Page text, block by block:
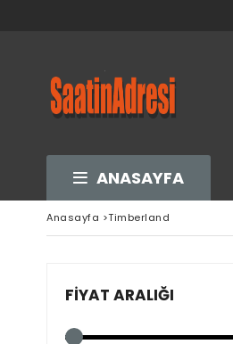
ANASAYFA
Anasayfa >Timberland
FIYAT ARALIĞI